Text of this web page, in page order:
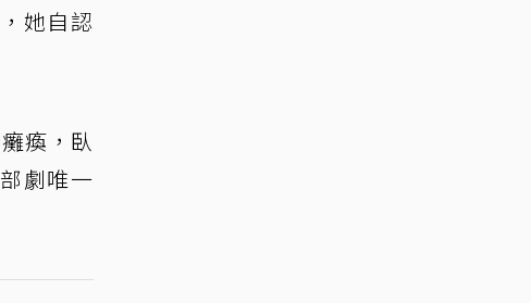
她自認
瘓，臥
劇唯一